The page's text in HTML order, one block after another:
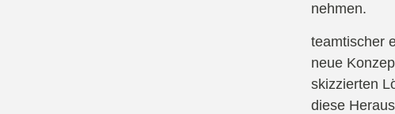
nehmen.
teamtischer
neue
skizzierten
diese